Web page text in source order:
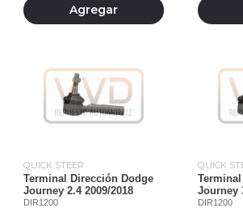
Agregar
QUICK STEER
Terminal Dirección Dodge
Journey 2.4 2009/2018
DIR1200
QUICK
Journey
DIR1200